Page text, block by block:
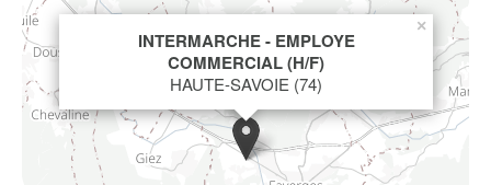
INTERMARCHE - EMPLOYE
COMMERCIAL (H/F)
HAUTE-SAVOIE (74)
×